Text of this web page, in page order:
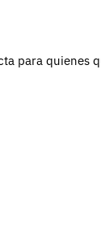
para quienes